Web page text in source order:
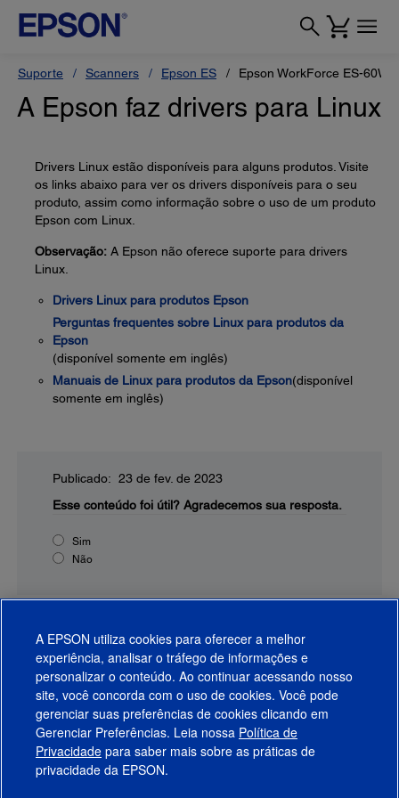
Suporte Scanners Epson ES Epson WorkForce ES-60W
A Epson faz drivers para Linux
Drivers Linux estão disponíveis para alguns produtos. Visite
os links abaixo para ver os drivers disponíveis para o seu
produto, assim como informação sobre o uso de um produto
Epson com Linux.
Observação: A Epson não oferece suporte para drivers
Linux.
Drivers Linux para produtos Epson
Perguntas frequentes sobre Linux para produtos da
Epson
(disponível somente em inglês)
Manuais de Linux para produtos da Epson(disponível
somente em inglês)
Publicado: 23 de fev. de 2023
Esse conteúdo foi útil? Agradecemos sua resposta.
Sim
Não
Produtos
Suporte
A EPSON utiliza cookies para oferecer a melhor
experiência, analisar o tráfego de informações e
personalizar o conteúdo. Ao continuar acessando nosso
site, você concorda com o uso de cookies. Você pode
gerenciar suas preferências de cookies clicando em
Gerenciar Preferências. Leia nossa Política de
Privacidade para saber mais sobre as práticas de
privacidade da EPSON.